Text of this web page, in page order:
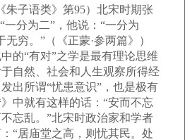
朱子语类》第95）北宋时期张
一分为二”，他说：“一分为
穷。”（《正蒙·参两篇》）
“有对”之学是最有理论思维
自然、社会和人生观察所得经
出所谓“忧患意识”，也是极有
中就有这样的话：“安而不忘
忘乱。”北宋时政治家和学者
“居庙堂之高，则忧其民。处